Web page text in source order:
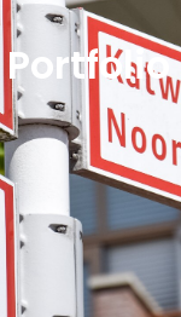
Portfolio